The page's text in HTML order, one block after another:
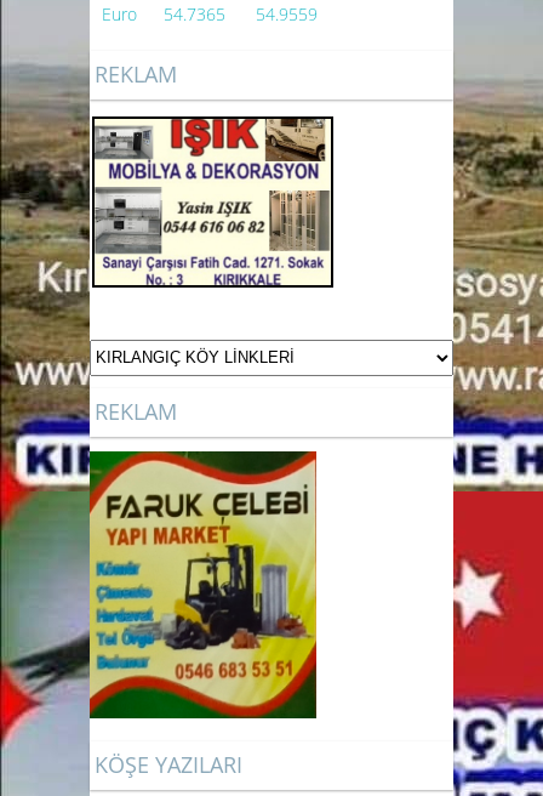
Euro
54.7365 54.9559
REKLAM
REKLAM
KÖŞE YAZILARI